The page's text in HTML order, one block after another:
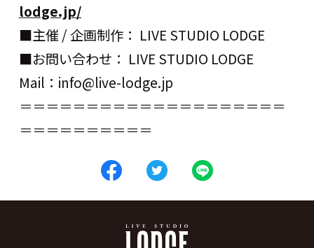
lodge.jp/
■主催 / 企画制作： LIVE STUDIO LODGE
■お問い合わせ： LIVE STUDIO LODGE
Mail：info@live-lodge.jp
＝＝＝＝＝＝＝＝＝＝＝＝＝＝＝＝＝＝＝＝
＝＝＝＝＝＝＝＝＝＝